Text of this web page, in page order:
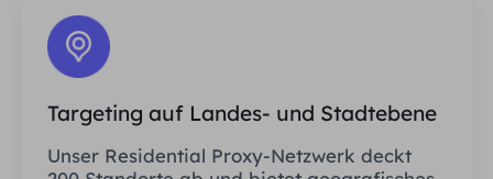
Targeting auf Landes- und Stadtebene
Unser Residential Proxy-Netzwerk deckt